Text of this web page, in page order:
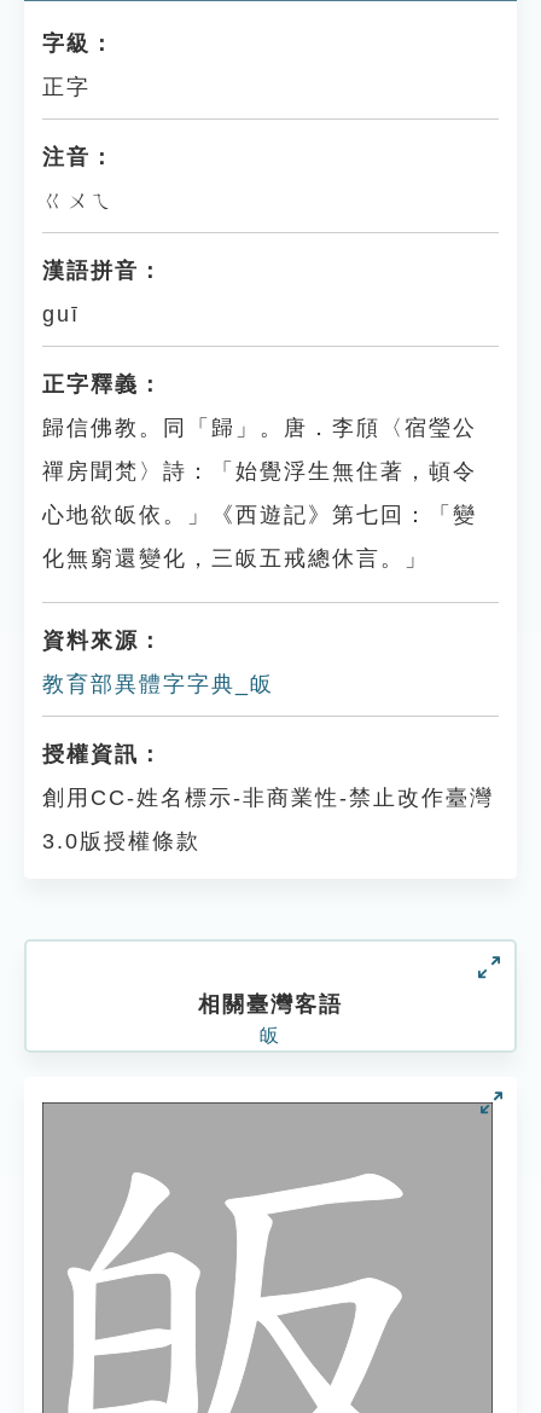
字級：
正字
注音：
ㄍㄨㄟ
漢語拼音：
guī
正字釋義：
歸信佛教。同「歸」。唐．李頎〈宿瑩公
禪房聞梵〉詩：「始覺浮生無住著，頓令
心地欲皈依。」《西遊記》第七回：「變
化無窮還變化，三皈五戒總休言。」
資料來源：
教育部異體字字典_皈
授權資訊：
創用CC-姓名標示-非商業性-禁止改作臺灣
3.0版授權條款
相關臺灣客語
皈